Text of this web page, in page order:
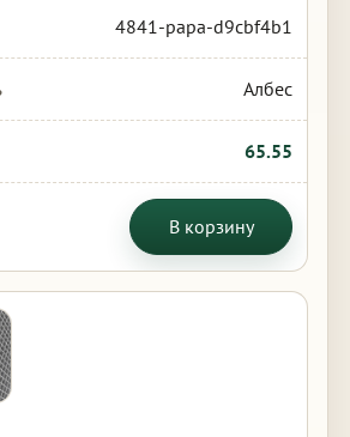
4841-papa-d9cbf4b1
Албес
65.55
В корзину